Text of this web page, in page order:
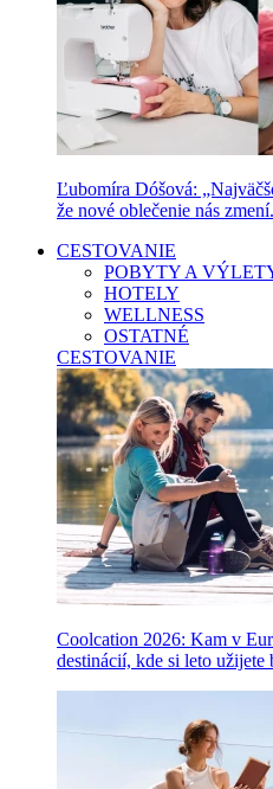
Ľubomíra Dóšová:
že nové oblečenie nás
CESTOVANIE
POBYTY A
HOTELY
WELLNESS
OSTATNÉ
CESTOVANIE
Coolcation 2026: Kam v
destinácií, kde si leto užijete